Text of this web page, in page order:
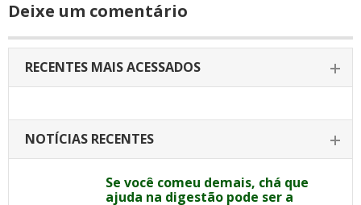
Deixe um comentário
RECENTES MAIS ACESSADOS
NOTÍCIAS RECENTES
Se você comeu demais, chá que
ajuda na digestão pode ser a